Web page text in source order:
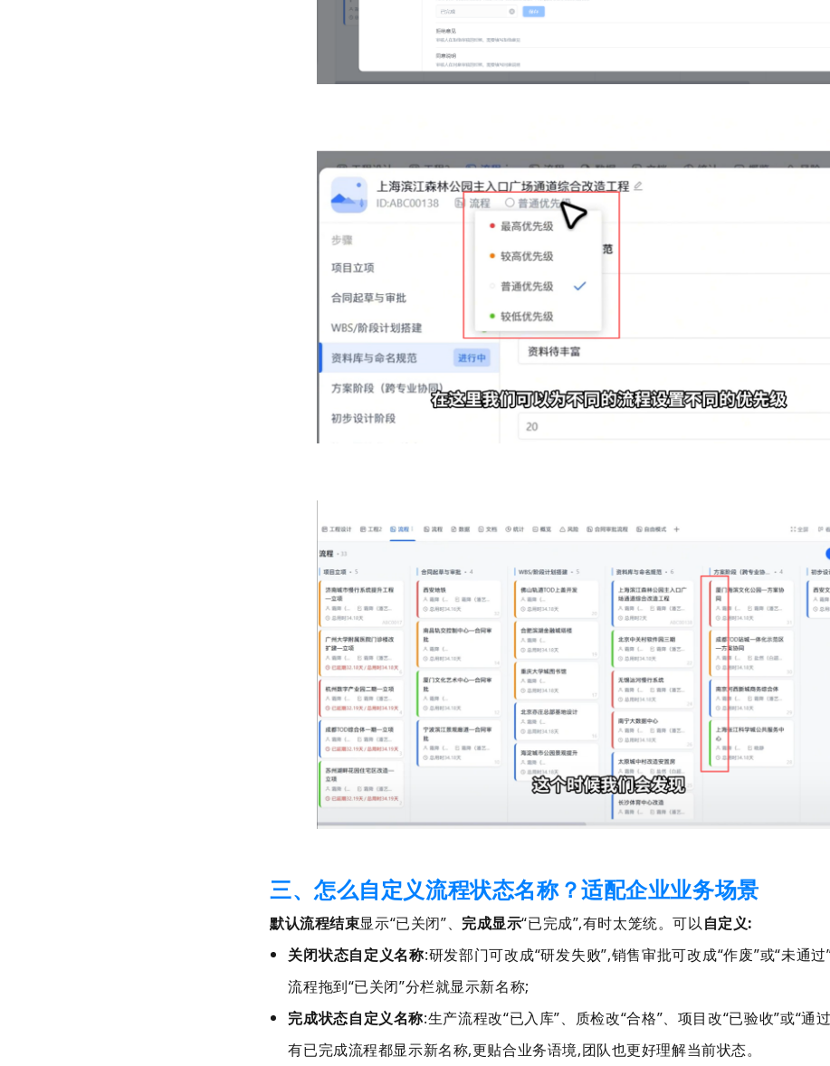
三、怎么自定义流程状态名称？适配企业业务场景
默认流程结束显示“已关闭”、 完成显示“已完成”,有时太笼统。可以自定义:
关闭状态自定义名称:研发部门可改成“研发失败”,销售审批可改成“作废”或“未通过
流程拖到“已关闭”分栏就显示新名称;
完成状态自定义名称:生产流程改“已入库”、质检改“合格”、项目改“已验收”或“通
有已完成流程都显示新名称,更贴合业务语境,团队也更好理解当前状态。